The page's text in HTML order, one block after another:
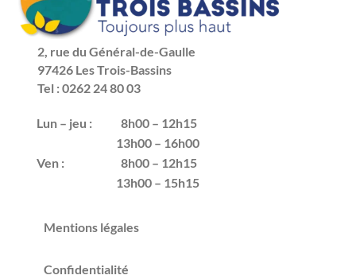
2, rue du Général-de-Gaulle
97426 Les Trois-Bassins
Tel : 0262 24 80 03
Lun – jeu :
8h00 – 12h15
13h00 – 16h00
Ven :
8h00 – 12h15
13h00 – 15h15
Mentions légales
Confidentialité